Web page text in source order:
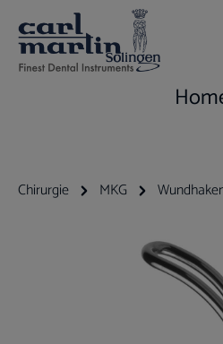
Hauptinhalt springen
Zur Hauptnavigation springen
Chirurgie MKG
Bildergalerie überspringen